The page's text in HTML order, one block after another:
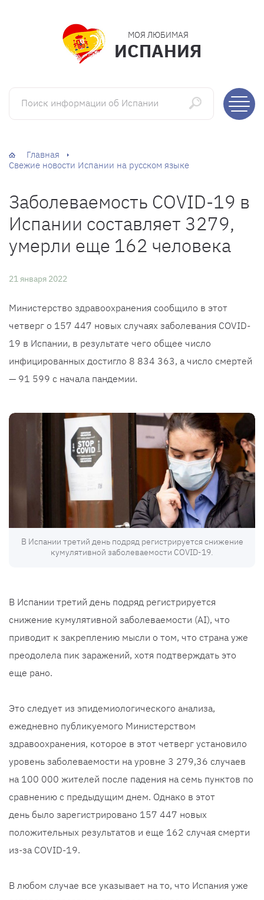
МОЯ ЛЮБИМАЯ
ИСПАНИЯ
Поиск информации об Испании
Главная
Свежие новости Испании на русском языке
Заболеваемость COVID-19 в
Испании составляет 3279,
умерли еще 162 человека
21 января 2022
Министерство здравоохранения сообщило в этот
четверг о 157 447 новых случаях заболевания COVID-
19 в Испании, в результате чего общее число
инфицированных достигло 8 834 363, а число смертей
— 91 599 с начала пандемии.
В Испании третий день подряд регистрируется снижение
кумулятивной заболеваемости COVID-19.
В Испании третий день подряд регистрируется
снижение кумулятивной заболеваемости (AI), что
приводит к закреплению мысли о том, что страна уже
преодолела пик заражений, хотя подтверждать это
еще рано.
Это следует из эпидемиологического анализа,
ежедневно публикуемого Министерством
здравоохранения, которое в этот четверг установило
уровень заболеваемости на уровне 3 279,36 случаев
на 100 000 жителей после падения на семь пунктов по
сравнению с предыдущим днем. Однако в этот
день было зарегистрировано 157 447 новых
положительных результатов и еще 162 случая смерти
из-за COVID-19.
В любом случае все указывает на то, что Испания уже